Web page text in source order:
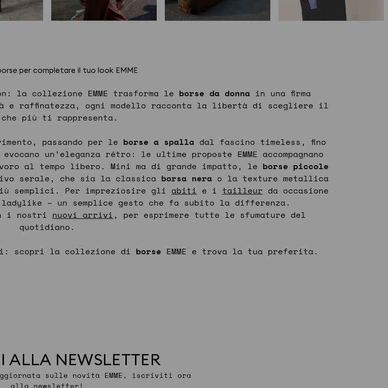
per completare il tuo look EMME
la collezione EMME trasforma le borse da donnain una firma
raffinatezza, ogni modello racconta la libertà di scegliere il
che più ti rappresenta.
passando per le borse a spalladal fascino timeless, fino
evocano un’eleganza rétro: le ultime proposte EMME accompagnano
al tempo libero. Mini ma di grande impatto, le borse piccole
serale, che sia la classica borsa nera o la texture metallica
semplici. Per impreziosire gli abiti e i tailleur da occasione
ladylike – un semplice gesto che fa subito la differenza.
i nostri nuovi arrivi , per esprimere tutte le sfumature del
quotidiano.
scopri la collezione di borse EMME e trova la tua preferita.
ALLA NEWSLETTER
sulle novità EMME, iscriviti ora
alla newsletter!